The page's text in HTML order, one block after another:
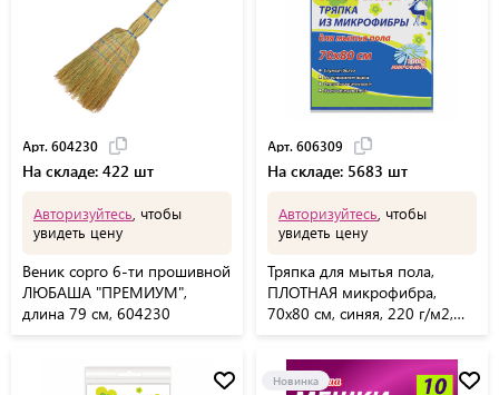
Арт. 604230
На складе: 422 шт
Авторизуйтесь , чтобы
увидеть цену
Веник сорго 6-ти прошивной
ЛЮБАША "ПРЕМИУМ",
длина 79 см, 604230
Арт. 606309
На складе: 5683 шт
Авторизуйтесь , чтобы
увидеть цену
Тряпка для мытья пола,
ПЛОТНАЯ микрофибра,
70х80 см, синяя, 220 г/м2,
Новинка